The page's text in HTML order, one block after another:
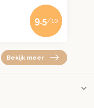
9.5/10
Bekijk meer